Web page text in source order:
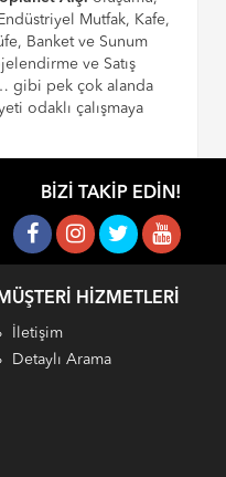
Mutfak, Kafe,
Banket ve Sunum
ve Satış
gibi pek çok alanda
odaklı çalışmaya
BIZI TAKIP EDIN!
MÜŞTERI HIZMETLERI
İletişim
Detaylı Arama